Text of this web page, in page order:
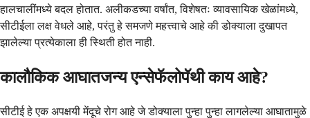
हालचालींमध्ये बदल होतात. अलीकडच्या वर्षांत, विशेषतः व्यावसायिक खेळांमध्ये,
सीटीईला लक्ष वेधले आहे, परंतु हे समजणे महत्त्वाचे आहे की डोक्याला दुखापत
झालेल्या प्रत्येकाला ही स्थिती होत नाही.
कालौकिक आघातजन्य एन्सेफॅलोपॅथी काय आहे?
सीटीई हे एक अपक्षयी मेंदूचे रोग आहे जे डोक्याला पुन्हा पुन्हा लागलेल्या आघातामुळे